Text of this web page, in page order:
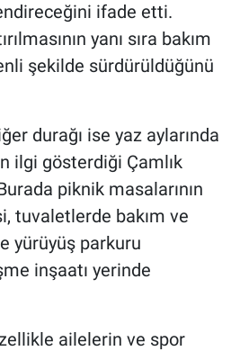
ifade etti.
yanı sıra bakım
şekilde sürdürüldüğünü
durağı ise yaz aylarında
ilgi gösterdiği Çamlık
piknik masalarının
tuvaletlerde bakım ve
yürüyüş parkuru
inşaatı yerinde
ailelerin ve spor